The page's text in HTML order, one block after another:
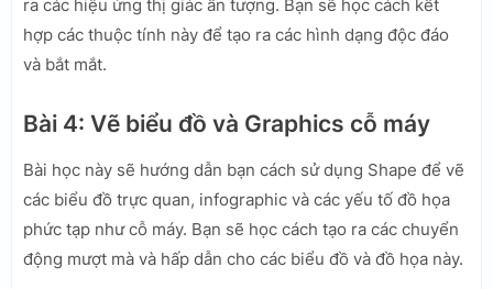
ra các hiệu ứng thị giác ấn tượng. Bạn sẽ học cách kết
hợp các thuộc tính này để tạo ra các hình dạng độc đáo
và bắt mắt.
Bài 4: Vẽ biểu đồ và Graphics cỗ máy
Bài học này sẽ hướng dẫn bạn cách sử dụng Shape để vẽ
các biểu đồ trực quan, infographic và các yếu tố đồ họa
phức tạp như cỗ máy. Bạn sẽ học cách tạo ra các chuyển
động mượt mà và hấp dẫn cho các biểu đồ và đồ họa này.